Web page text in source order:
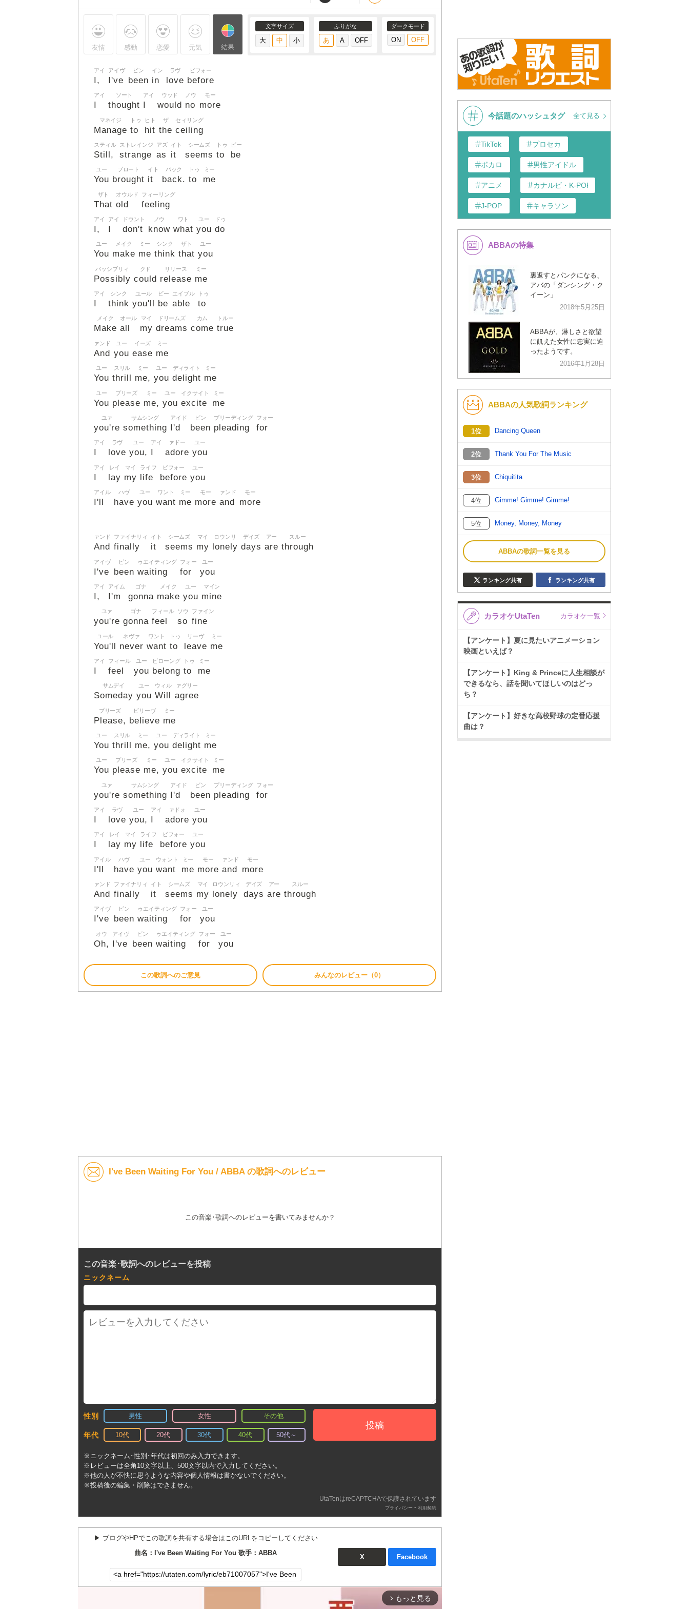
友情 感動 恋愛 元気 結果
文字サイズ ふりがな ダークモード
I,
アイ
I've
アイヴ
been
ビン
in
イン
love
ラヴ
before
ビフォー
アイ
thought
ソート アイ
would
ウッド
no
ノウ
more
モー
Manage
マネイジ
to
トゥ
hit
ヒト
the
ザ
ceiling
セィリング
Still,
スティル
strange
ストレインジ
as
アズ
it
イト
seems
シームズ
to
トゥ
be
ビー
You
ユー
brought
ブロート
it
イト
back.
バック
to
トゥ
me
ミー
That
ザト
old
オウルド
feeling
フィーリング
I,
アイ
I
アイ
don't
ドウント
know
ノウ
what
ワト
you
ユー
do
ドゥ
You
ユー
make
メイク
me
ミー
think
シンク
that
ザト
you
ユー
Possibly
パッシブリィ
could
クド
release
リリース
me
ミー
I
アイ
think
シンク
you'll
ユール
be
ビー
able
エイブル
to
トゥ
Make
メイク
all
オール
my
マイ
dreams
ドリームズ
come
カム
true
トルー
And
ァンド
you
ユー
ease
イーズ
me
ミー
You
ユー
thrill
スリル
me,
ミー
you
ユー
delight
ディライト
me
ミー
You
ユー
please
プリーズ
me,
ミー
you
ユー
excite
イクサイト
me
ミー
you're
ユァ
something
サムシング
I'd
アイド
been
ビン
pleading
プリーディング
for
フォー
アイ
love
ラヴ
you,
ユー アイ
adore
ァドー
you
ユー
I
アイ
lay
レイ
my
マイ
life
ライフ
before
ビフォー
you
ユー
I'll
アイル
have
ハヴ
you
ユー
want
ワント
me
ミー
more
モー
and
ァンド
more
モー
And
ァンド
finally
ファイナリィ
it
イト
seems
シームズ
my
マイ
lonely
ロウンリ
days
デイズ
are
アー
through
スルー
I've
アイヴ
been
ビン
waiting
ゥエイティング
for
フォー
you
ユー
I,
アイ
I'm
アイム
gonna
ゴナ
make
メイク
you
ユー
mine
マイン
you're
ユァ
gonna
ゴナ
feel
フィール
so
ソウ
fine
ファイン
You'll
ユール
never
ネヴァ
want
ワント
to
トゥ
leave
リーヴ
me
ミー
I
アイ
feel
フィール
you
ユー
belong
ビローング
to
トゥ
me
ミー
Someday
サムデイ
you
ユー
Will
ウィル
agree
ァグリー
Please,
プリーズ
believe
ビリーヴ
me
ミー
You
ユー
thrill
スリル
me,
ミー
you
ユー
delight
ディライト
me
ミー
You
ユー
please
プリーズ
me,
ミー
you
ユー
excite
イクサイト
me
ミー
you're
ユァ
something
サムシング
I'd
アイド
been
ビン
pleading
プリーディング
for
フォー
I
アイ
love
ラヴ
you,
ユー
I
アイ
adore
ァドォ
you
ユー
アイ
lay
レイ
my
マイ
life
ライフ
before
ビフォー
you
ユー
I'll
アイル
have
ハヴ
you
ユー
want
ウォント
me
ミー
more
モー
and
ァンド
more
モー
And
ァンド
finally
ファイナリィ
it
イト
seems
シームズ
my
マイ
lonely
ロウンリィ
days
デイズ
are
アー
through
スルー
I've
アイヴ
been
ビン
waiting
ゥエイティング
for
フォー
you
ユー
Oh,
オウ
I've
アイヴ
been
ビン
waiting
ゥエイティング
for
フォー
you
ユー
この歌詞へのご意見 みんなのレビュー（0）
I've Been Waiting For You / ABBA の歌詞へのレビュー
この音楽･歌詞へのレビューを書いてみませんか？
この音楽･歌詞へのレビューを投稿
ニックネーム
性別 男性 女性 その他
年代 10代 20代 30代 40代 50代～
投稿
※ニックネーム･性別･年代は初回のみ入力できます。
※レビューは全角10文字以上、500文字以内で入力してください。
※他の人が不快に思うような内容や個人情報は書かないでください。
※投稿後の編集・削除はできません。
UtaTenはreCAPTCHAで保護されています
プライバシー - 利用契約
▶︎ ブログやHPでこの歌詞を共有する場合はこのURLをコピーしてください
曲名：I've Been Waiting For You 歌手：ABBA
X Facebook
arrow_forward_ios もっと見る
今話題のハッシュタグ 全て見る
TikTok プロセカ
ボカロ 男性アイドル
アニメ カナルビ・K-POP和訳
J-POP キャラソン
K-POP 洋楽
バンド
VTuber ジャニーズ
ABBAの特集
裏返すとパンクになる、
アバの「ダンシング・ク
イーン」
2018年5月25日
ABBAが、淋しさと欲望
に飢えた女性に忠実に迫
ったようです。
2016年1月28日
ABBAの人気歌詞ランキング
1位 Dancing Queen
2位 Thank You For The Music
3位 Chiquitita
4位 Gimme! Gimme! Gimme!
5位 Money, Money, Money
ABBAの歌詞一覧を見る
ランキング共有 ランキング共有
カラオケUtaTen カラオケ一覧
【アンケート】夏に見たいアニメーション
映画といえば？
【アンケート】King & Princeに人生相談が
できるなら、話を聞いてほしいのはどっ
ち？
【アンケート】好きな高校野球の定番応援
曲は？